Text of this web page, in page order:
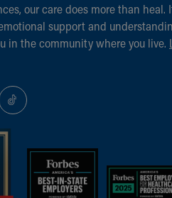
our care does more than heal.
support and
in the community where you live.